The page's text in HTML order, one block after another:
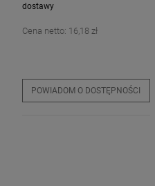
dostawy
Cena netto: 16,18 zł
POWIADOM O DOSTĘPNOŚCI